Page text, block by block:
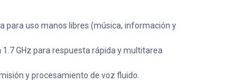
para uso manos libres (música, información y
1.7 GHz para respuesta rápida y multitarea
y procesamiento de voz fluido.